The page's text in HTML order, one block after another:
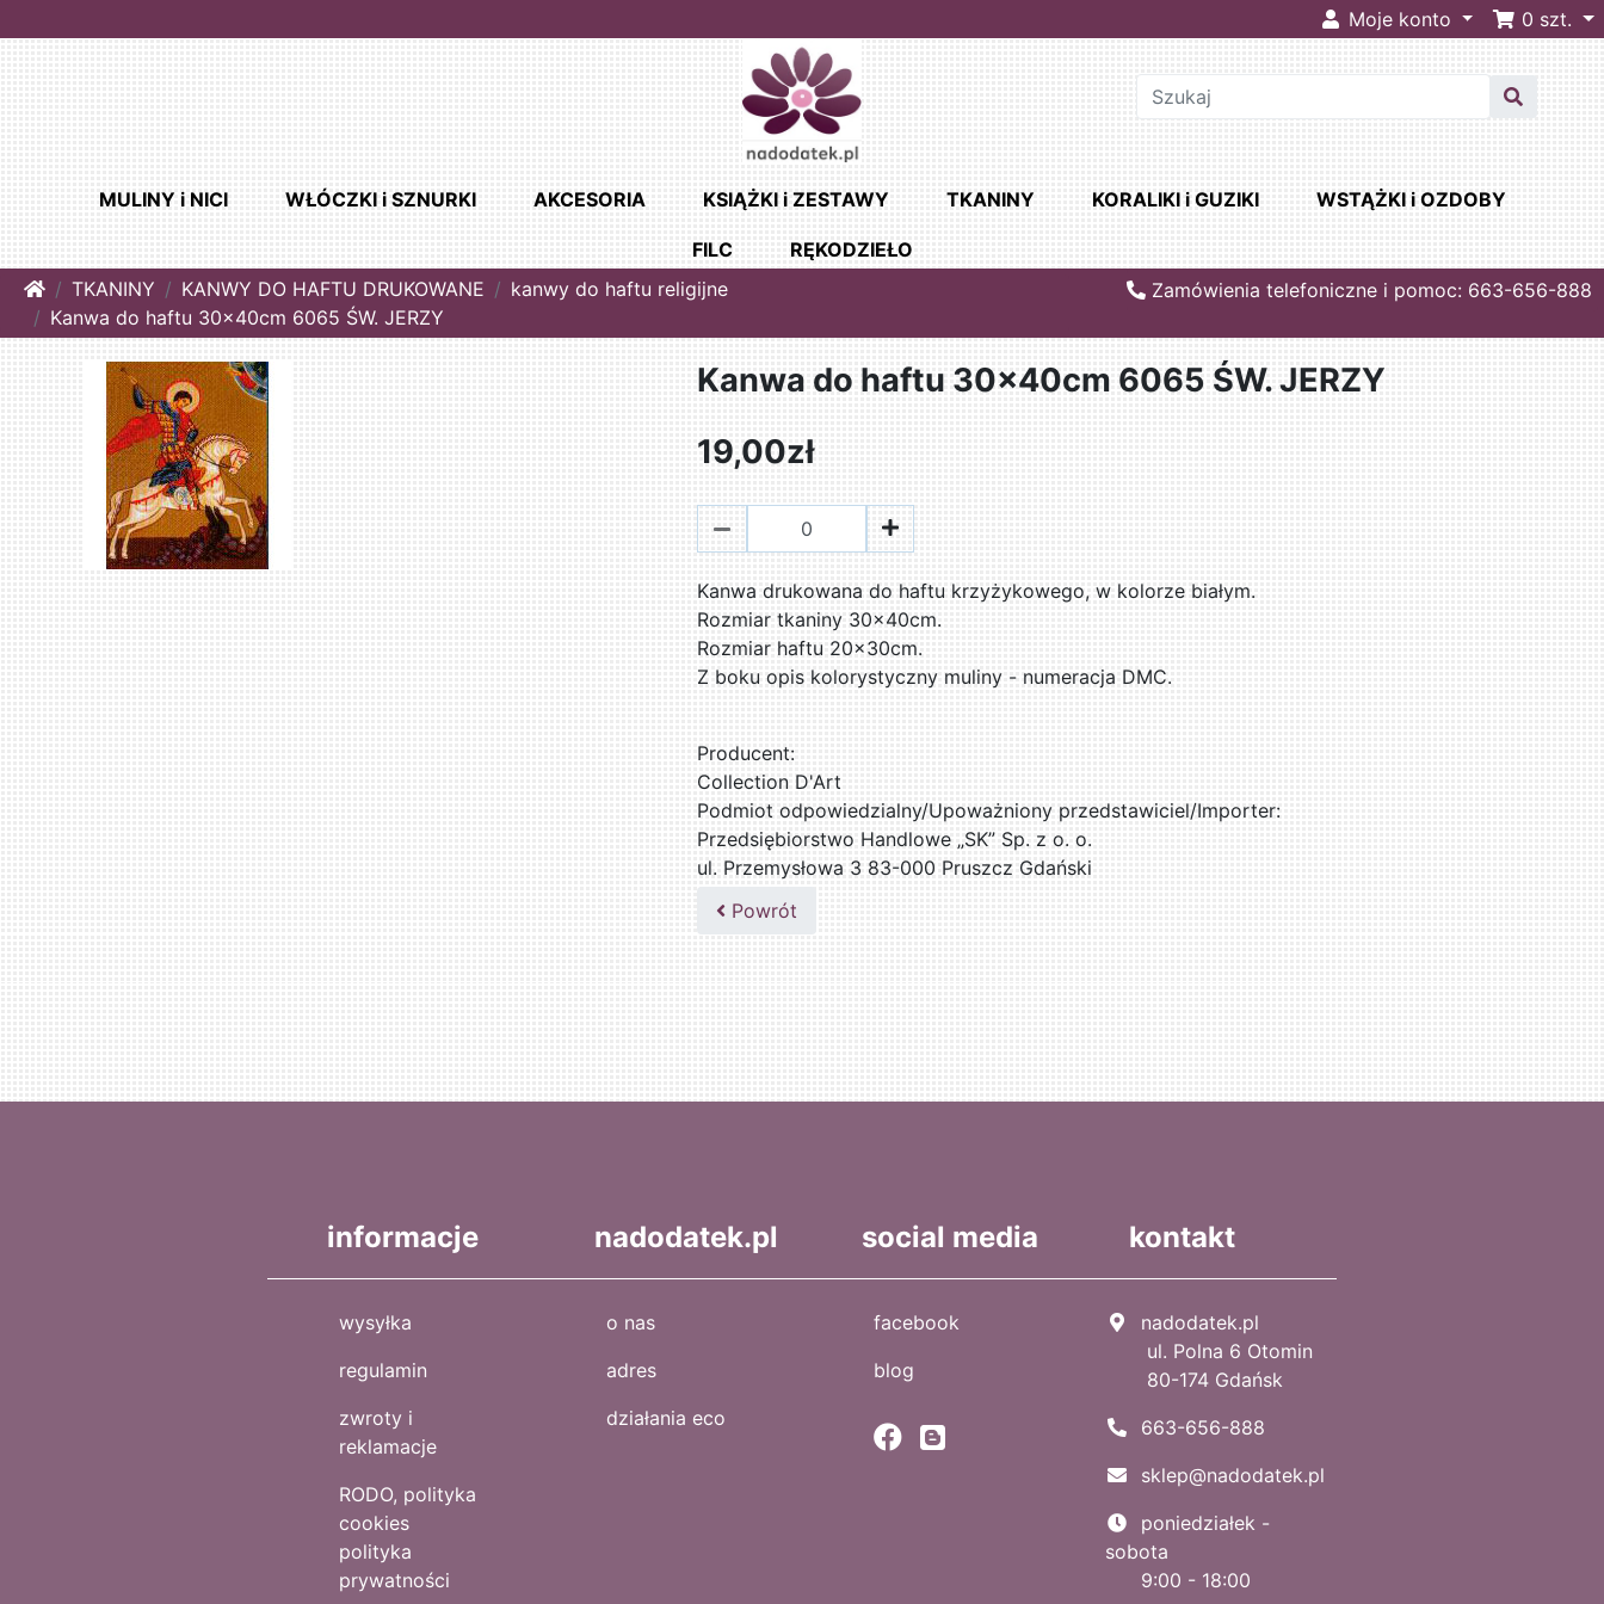
Moje konto 0 szt.
MULINY i NICI WŁÓCZKI i SZNURKI AKCESORIA KSIĄŻKI i ZESTAWY TKANINY KORALIKI i GUZIKI WSTĄŻKI i OZDOBY
FILC
RĘKODZIEŁO
HomeTKANINY KANWY DO HAFTU DRUKOWANE
kanwy do haftu religijne
Kanwa do haftu 30x40cm 6065 ŚW. JERZY
Zamówienia telefoniczne i pomoc: 663-656-888
Kanwa do haftu 30x40cm 6065 ŚW. JERZY
19,00zł
Kanwa drukowana do haftu krzyżykowego, w kolorze białym.
Rozmiar tkaniny 30x40cm.
Rozmiar haftu 20x30cm.
Z boku opis kolorystyczny muliny - numeracja DMC.
Producent:
Collection D'Art
Podmiot odpowiedzialny/Upoważniony przedstawiciel/Importer:
Przedsiębiorstwo Handlowe „SK” Sp. z o. o.
ul. Przemysłowa 3 83-000 Pruszcz Gdański
509076255
Powrót
informacje
wysyłka
regulamin
zwroty i
reklamacje
RODO, polityka
cookies
polityka
prywatności
nadodatek.pl
o nas
adres
działania eco
social media
facebook
blog
kontakt
nadodatek.pl
ul. Polna 6 Otomin
80-174 Gdańsk
663-656-888
sklep@nadodatek.pl
poniedziałek -
sobota
9:00 - 18:00